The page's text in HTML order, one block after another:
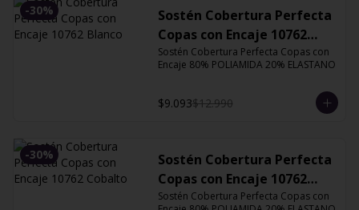
-30%
Sostén Cobertura Perfecta
Copas con Encaje 10762
Blanco
Sostén Cobertura Perfecta Copas con
Encaje 80% POLIAMIDA 20% ELASTANO
$9.093$12.990
-30%
Sostén Cobertura Perfecta
Copas con Encaje 10762
Cobalto
Sostén Cobertura Perfecta Copas con